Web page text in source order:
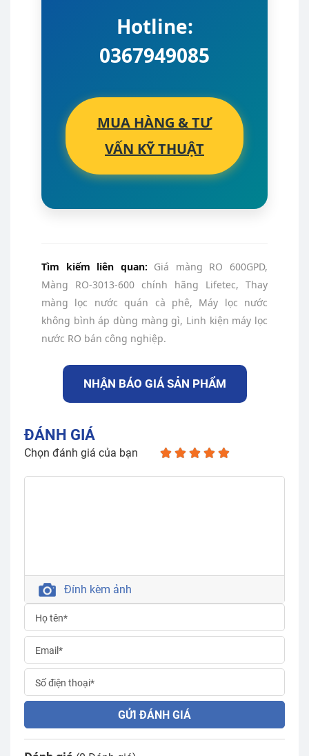
Hotline:
0367949085
MUA HÀNG & TƯ
VẤN KỸ THUẬT
Tìm kiếm liên quan: Giá màng RO 600GPD,
Màng RO-3013-600 chính hãng Lifetec, Thay
màng lọc nước quán cà phê, Máy lọc nước
không bình áp dùng màng gì, Linh kiện máy lọc
nước RO bán công nghiệp.
NHẬN BÁO GIÁ SẢN PHẨM
ĐÁNH GIÁ
Chọn đánh giá của bạn
Đính kèm ảnh
GỬI ĐÁNH GIÁ